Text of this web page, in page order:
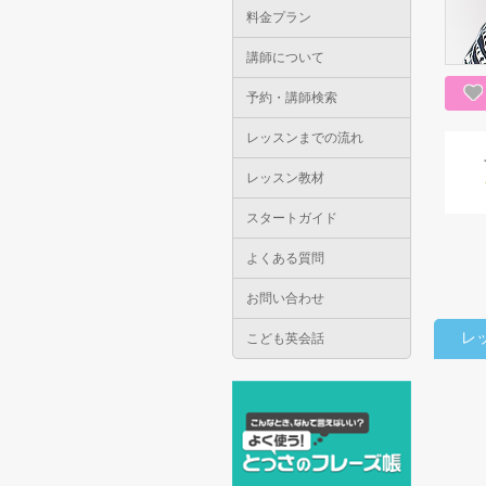
料金プラン
講師について
予約・講師検索
レッスンまでの流れ
レッスン教材
スタートガイド
よくある質問
お問い合わせ
こども英会話 レ